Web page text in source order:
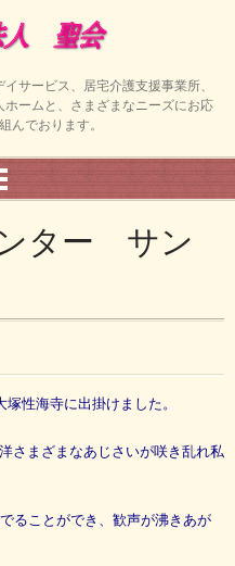
サービス、居宅介護支援事業所、
ームと、さまざまなニーズにお応
んでおります。
ター サン
性海寺に出掛けました。
さまざまなあじさいが咲き乱れ私
ることができ、歓声が沸きあが